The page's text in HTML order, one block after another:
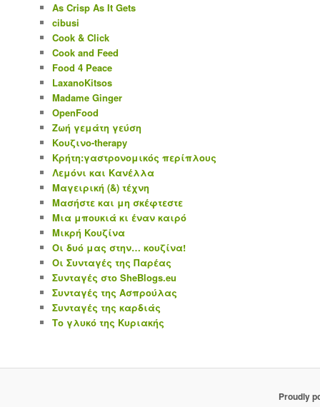
As Crisp As It Gets
cibusi
Cook & Click
Cook and Feed
Food 4 Peace
LaxanoKitsos
Madame Ginger
OpenFood
Ζωή γεμάτη γεύση
Κουζινο-therapy
Κρήτη:γαστρονομικός περίπλους
Λεμόνι και Κανέλλα
Μαγειρική (&) τέχνη
Μασήστε και μη σκέφτεστε
Μια μπουκιά κι έναν καιρό
Μικρή Κουζίνα
Οι δυό μας στην… κουζίνα!
Οι Συνταγές της Παρέας
Συνταγές στο SheBlogs.eu
Συνταγές της Ασπρούλας
Συνταγές της καρδιάς
Το γλυκό της Κυριακής
Proudly